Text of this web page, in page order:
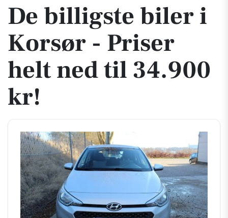
De billigste biler i
Korsør - Priser
helt ned til 34.900
kr!